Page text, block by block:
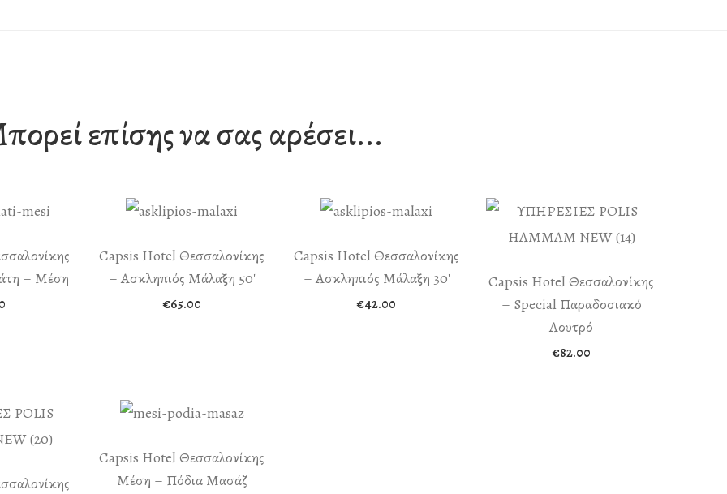
επίσης να σας αρέσει...
– Μέση
Capsis Hotel Θεσσαλονίκης
– Ασκληπιός Μάλαξη 50′
€65.00
Capsis Hotel Θεσσαλονίκης
– Ασκληπιός Μάλαξη 30′
€42.00
Capsis Hotel Θεσσαλονίκης
– Special Παραδοσιακό
Λουτρό
€82.00
Capsis Hotel Θεσσαλονίκης
Μέση – Πόδια Μασάζ